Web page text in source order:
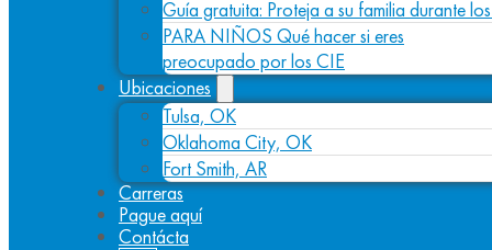
Guía gratuita: Proteja a su familia durante
PARA NIÑOS Qué hacer si eres
preocupado por los CIE
Ubicaciones
Tulsa, OK
Oklahoma City, OK
Fort Smith, AR
Carreras
Pague aquí
Contácta